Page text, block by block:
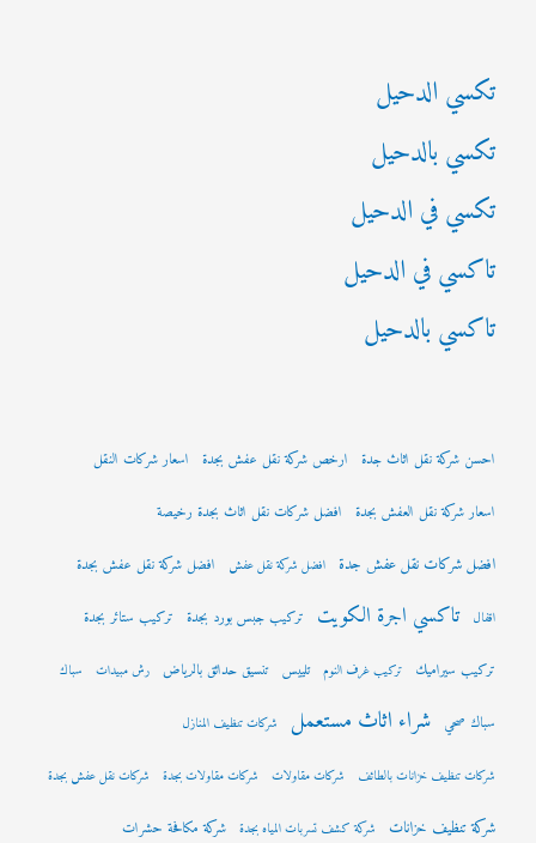
:تكسي الدحيل
تكسي بالدحيل
تكسي في الدحيل
تاكسي في الدحيل
تاكسي بالدحيل
احسن شركة نقل اثاث جدة ارخص شركة نقل عفش بجدة اسعار شركات النقل
اسعار شركة نقل العفش بجدة افضل شركات نقل اثاث بجدة رخيصة
افضل شركات نقل عفش جدة افضل شركة نقل عفش افضل شركة نقل عفش بجدة
اقفال تاكسي اجرة الكويت تركيب جبس بورد بجدة تركيب ستائر بجدة
تركيب سيراميك تركيب غرف النوم تلييس تنسيق حدائق بالرياض رش مبيدات سباك
سباك صحي شراء اثاث مستعمل شركات تنظيف المنازل
شركات تنظيف خزانات بالطائف شركات مقاولات شركات مقاولات بجدة شركات نقل عفش بجدة
شركة تنظيف خزانات شركة كشف تسربات المياه بجدة شركة مكافحة حشرات